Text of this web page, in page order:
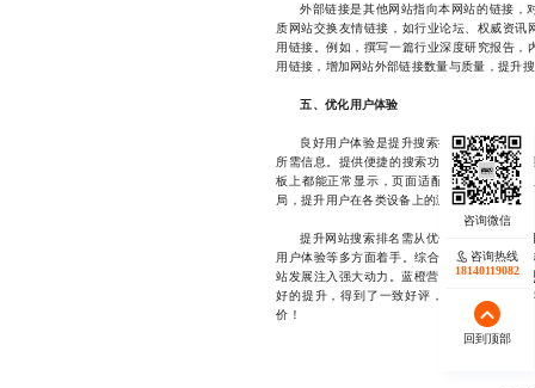
外部链接是其他网站指向本网站的链接，
质网站交换友情链接，如行业论坛、权威资
用链接。例如，撰写一篇行业深度研究报告
用链接，增加网站外部链接数量与质量，提升
五、优化用户体验
良好用户体验是提升搜索排名的重要因素
所需信息。提供便捷的搜索功能，让用户能
板上都能正常显示，页面适配良好。例如，
局，提升用户在各类设备上的浏览体验，增加
提升网站搜索排名需从优化网站内容、合
用户体验等多方面着手。综合运用这些方法
站发展注入强大动力。蓝橙营销作为专业的网
好的提升，得到了一致好评，所以欢迎来咨
价！
咨询热线
18140119082
回到顶部